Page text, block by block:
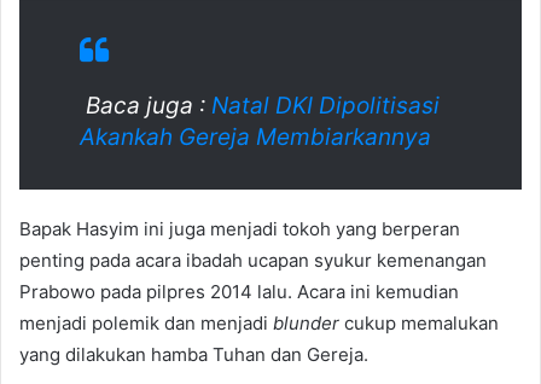
Baca juga : Natal DKI Dipolitisasi
Akankah Gereja Membiarkannya
Bapak Hasyim ini juga menjadi tokoh yang berperan
penting pada acara ibadah ucapan syukur kemenangan
Prabowo pada pilpres 2014 lalu. Acara ini kemudian
menjadi polemik dan menjadi blunder cukup memalukan
yang dilakukan hamba Tuhan dan Gereja.